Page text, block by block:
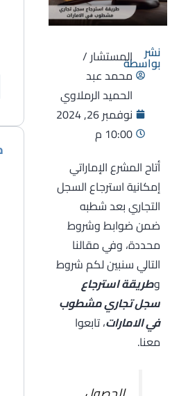
نشر
بواسطةالمستشار /
محمد عبد
الحميد الرملاوي
نوفمبر 26, 2024
10:00 م
أتاح المشرع الإماراتي
إمكانية استرجاع السجل
التجاري بعد شطبه
ضمن ضوابط وشروط
محددة، وفي مقالنا
التالي سنبين لكم شروط
وطريقة استرجاع
سجل تجاري مشطوب
في الامارات، تابعوا
معنا.